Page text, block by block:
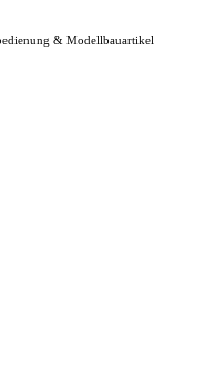
& Modellbauartikel